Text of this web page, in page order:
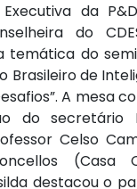
da
do
temática do
Brasileiro de
A mesa
do secretário
Celso
(Casa
destacou o